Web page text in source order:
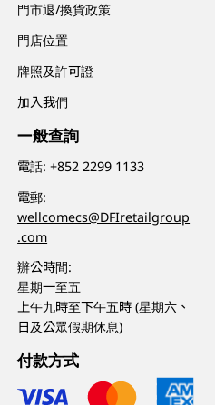
門市退/換貨政策
門店位置
牌照及許可證
加入我們
一般查詢
電話:+852 2299 1133
電郵:
wellcomecs@DFIretailgroup
.com
辦公時間:
星期一至五
上午九時至下午五時 (星期六、
日及公眾假期休息)
付款方式